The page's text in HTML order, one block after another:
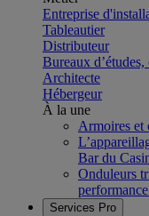
Entreprise
Tableautier
Distributeur
Bureaux
Architecte
Hébergeur
À la une
Armoires et
Bar du
Onduleurs
Services Pro